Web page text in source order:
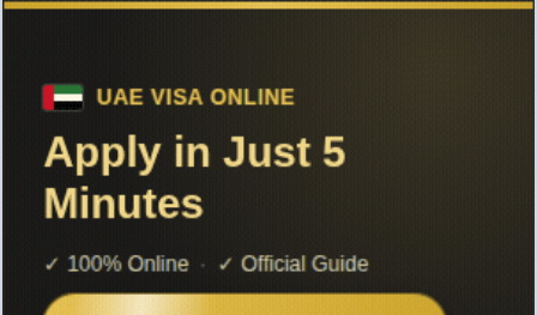
Чтобы не терять с нами связь,
подписывайся на наш
«Даже копия способна влюбиться»
Добавленно: 30 июня 2026 | Серии: [13 из 13]